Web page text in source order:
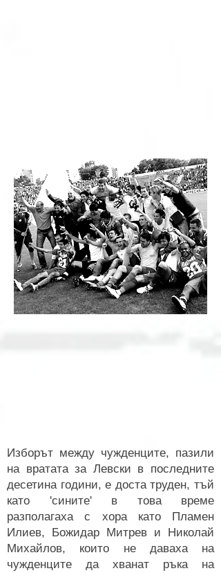
Изборът между чужденците, пазили
на вратата за Левски в последните
десетина години, е доста труден, тъй
като 'сините' в това време
разполагаха с хора като Пламен
Илиев, Божидар Митрев и Николай
Михайлов, които не даваха на
чужденците да хванат ръка на